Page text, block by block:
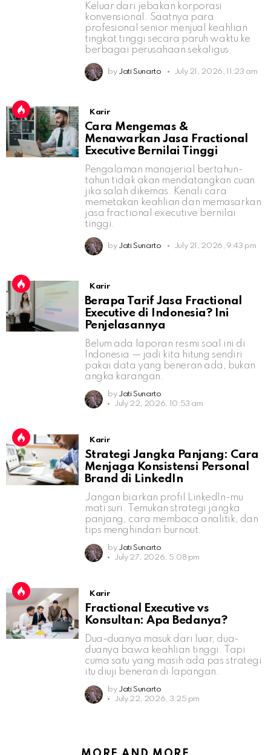
Keluar dari jebakan korporasi
konvensional. Saatnya para
profesional senior menjual keahlian
tingkat tinggi secara paruh waktu ke
berbagai perusahaan sekaligus.
by Jati Sunarto July 21, 2026, 11:23 am
Karir
Cara Mengemas &
Menawarkan Jasa Fractional
Executive Bernilai Tinggi
Pengalaman manajerial bertahun-
tahun tidak akan mendatangkan cuan
jika salah dikemas. Kenali cara
memetakan keahlian dan memasarkan
jasa fractional executive bernilai
tinggi.
by Jati Sunarto July 21, 2026, 9:43 pm
Karir
Berapa Tarif Jasa Fractional
Executive di Indonesia? Ini
Penjelasannya
Belum ada laporan resmi soal ini di
Indonesia — jadi kita hitung sendiri
pakai data yang beneran ada, bukan
angka karangan.
by Jati Sunarto
July 22, 2026, 10:53 am
Karir
Strategi Jangka Panjang: Cara
Menjaga Konsistensi Personal
Brand di LinkedIn
Jangan biarkan profil LinkedIn-mu
mati suri. Temukan strategi jangka
panjang, cara membaca analitik, dan
tips menghindari burnout.
by Jati Sunarto
July 27, 2026, 5:08 pm
Karir
Fractional Executive vs
Konsultan: Apa Bedanya?
Dua-duanya masuk dari luar, dua-
duanya bawa keahlian tinggi. Tapi
cuma satu yang masih ada pas strategi
itu diuji beneran di lapangan.
by Jati Sunarto
July 22, 2026, 3:25 pm